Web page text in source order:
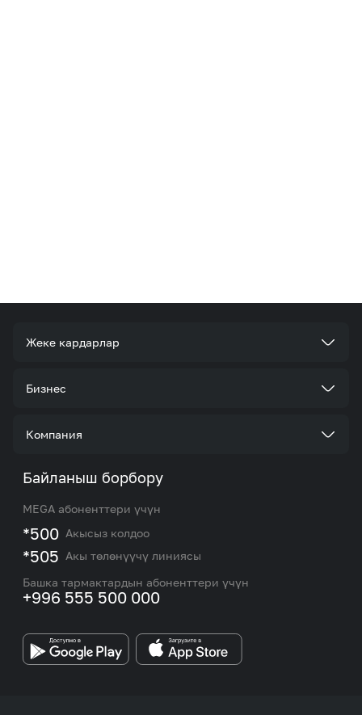
Жеке кардарлар
Тарифтер
Роуминг жана эл аралык чалуулар
eSIM
Номерди тандоо
Бизнес
Корпоративдик кардар болуңуз
M2M
Корпоративдик жана VIP кардарлар менен иштөө
боюнча бөлүмдүн кызматкерлеринин байланыш
маалыматтары.
Компания
Биз жөнүндө
Жаңылыктар
Тармакты камтуу картасы жана тейлөө борборлору
MEGAда иште
MEGA бренди
Байланыш борбору
MEGA абоненттери үчүн
*500 Акысыз колдоо
*505 Акы төлөнүүчү линиясы
Башка тармактардын абоненттери үчүн
+996 555 500 000